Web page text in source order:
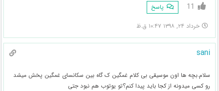
11 پاسخ
خرداد ۲۴, ۱۳۹۸ ۱۰:۴۷ ق.ظ
sani
سلام.بچه ها اون موسیقی بی کلام غمگین ک گاه بین سکانسای غمگین پخش میشد
رو کسی میدونه از کجا باید پیدا کنم؟تو یوتوب هم نبود جتی